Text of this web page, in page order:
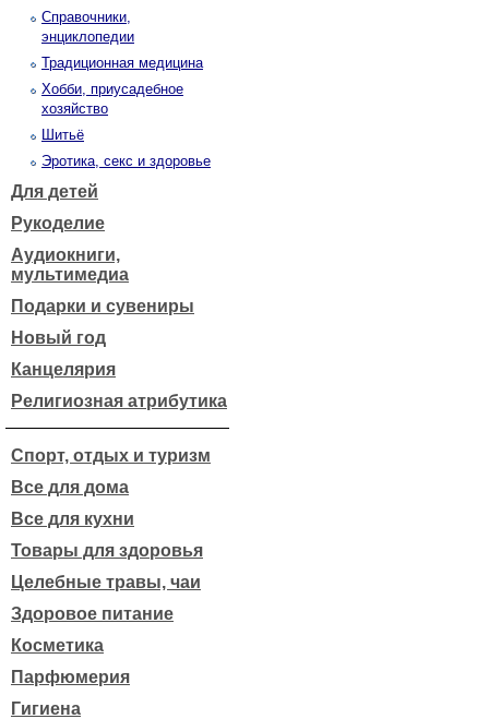
Справочники,
энциклопедии
Традиционная медицина
Хобби, приусадебное
хозяйство
Шитьё
Эротика, секс и здоровье
Для детей
Рукоделие
Аудиокниги,
мультимедиа
Подарки и сувениры
Новый год
Канцелярия
Религиозная атрибутика
Спорт, отдых и туризм
Все для дома
Все для кухни
Товары для здоровья
Целебные травы, чаи
Здоровое питание
Косметика
Парфюмерия
Гигиена